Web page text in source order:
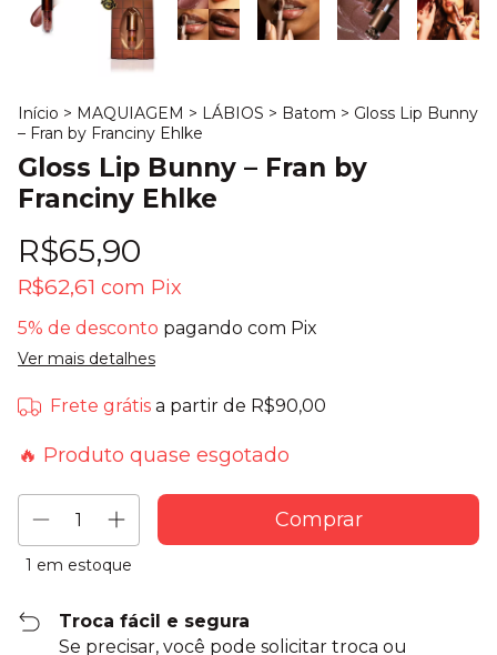
Início > MAQUIAGEM > LÁBIOS > Batom > Gloss Lip Bunny
– Fran by Franciny Ehlke
Gloss Lip Bunny – Fran by
Franciny Ehlke
R$65,90
R$62,61 com Pix
5% de desconto pagando com Pix
Ver mais detalhes
Frete grátis a partir de R$90,00
🔥 Produto quase esgotado
1 em estoque
Troca fácil e segura
Se precisar, você pode solicitar troca ou